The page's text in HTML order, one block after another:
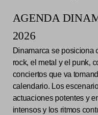
AGENDA
2026
Dinamarca se posiciona
rock, el metal y el punk,
conciertos que va
calendario. Los
actuaciones potentes y
intensos y los ritmos